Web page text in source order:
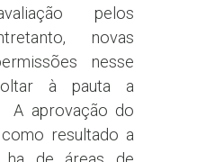
pelos
novas
nesse
à pauta a
A aprovação do
resultado a